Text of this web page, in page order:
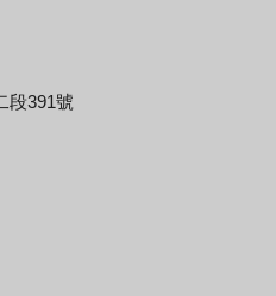
段391號